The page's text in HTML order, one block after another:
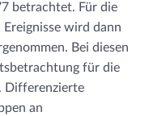
betrachtet. Für die
wird dann
Bei diesen
für die
Differenzierte
an